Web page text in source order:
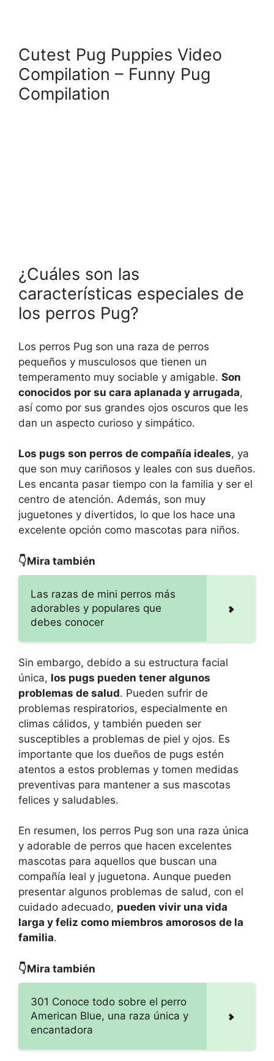
Cutest Pug Puppies Video
Compilation – Funny Pug
Compilation
¿Cuáles son las
características especiales de
los perros Pug?
Los perros Pug son una raza de perros
pequeños y musculosos que tienen un
temperamento muy sociable y amigable. Son
conocidos por su cara aplanada y arrugada,
así como por sus grandes ojos oscuros que les
dan un aspecto curioso y simpático.
Los pugs son perros de compañía ideales, ya
que son muy cariñosos y leales con sus dueños.
Les encanta pasar tiempo con la familia y ser el
centro de atención. Además, son muy
juguetones y divertidos, lo que los hace una
excelente opción como mascotas para niños.
👇Mira también
Las razas de mini perros más
adorables y populares que
debes conocer
Sin embargo, debido a su estructura facial
única, los pugs pueden tener algunos
problemas de salud. Pueden sufrir de
problemas respiratorios, especialmente en
climas cálidos, y también pueden ser
susceptibles a problemas de piel y ojos. Es
importante que los dueños de pugs estén
atentos a estos problemas y tomen medidas
preventivas para mantener a sus mascotas
felices y saludables.
En resumen, los perros Pug son una raza única
y adorable de perros que hacen excelentes
mascotas para aquellos que buscan una
compañía leal y juguetona. Aunque pueden
presentar algunos problemas de salud, con el
cuidado adecuado, pueden vivir una vida
larga y feliz como miembros amorosos de la
familia.
👇Mira también
301 Conoce todo sobre el perro
American Blue, una raza única y
encantadora